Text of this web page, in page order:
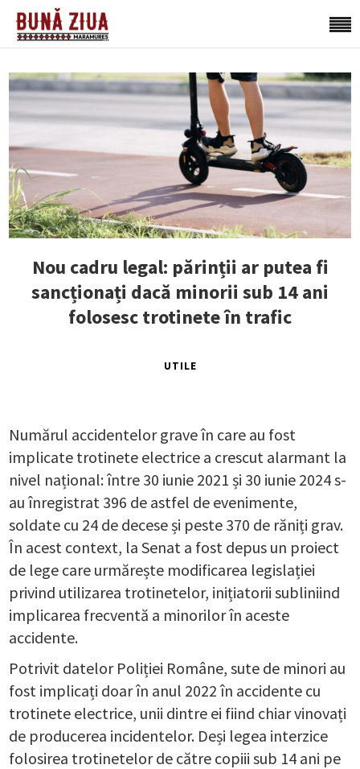
Nou cadru legal: părinții ar putea fi
sancționați dacă minorii sub 14 ani
folosesc trotinete în trafic
UTILE
Numărul accidentelor grave în care au fost
implicate trotinete electrice a crescut alarmant la
nivel național: între 30 iunie 2021 și 30 iunie 2024 s-
au înregistrat 396 de astfel de evenimente,
soldate cu 24 de decese și peste 370 de răniți grav.
În acest context, la Senat a fost depus un proiect
de lege care urmărește modificarea legislației
privind utilizarea trotinetelor, inițiatorii subliniind
implicarea frecventă a minorilor în aceste
accidente.
Potrivit datelor Poliției Române, sute de minori au
fost implicați doar în anul 2022 în accidente cu
trotinete electrice, unii dintre ei fiind chiar vinovați
de producerea incidentelor. Deși legea interzice
folosirea trotinetelor de către copiii sub 14 ani pe